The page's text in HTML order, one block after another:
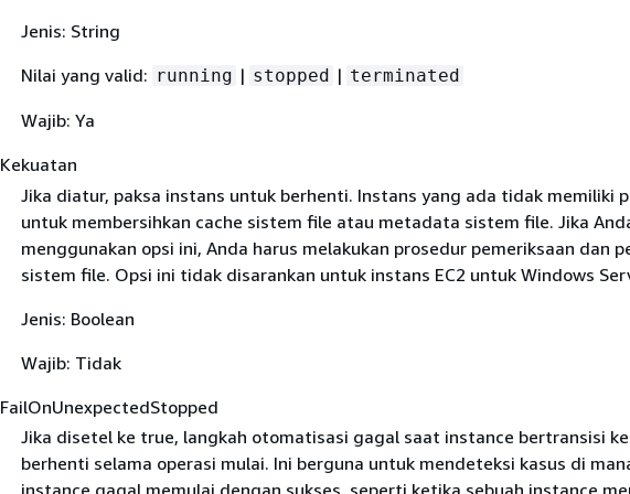
Jenis: String
Nilai yang valid: running | stopped | terminated
Wajib: Ya
Kekuatan
Jika diatur, paksa instans untuk berhenti. Instans yang ada tidak memiliki
untuk membersihkan cache sistem file atau metadata sistem file. Jika
menggunakan opsi ini, Anda harus melakukan prosedur pemeriksaan dan
sistem file. Opsi ini tidak disarankan untuk instans EC2 untuk Windows
Jenis: Boolean
Wajib: Tidak
FailOnUnexpectedStopped
Jika disetel ke true, langkah otomatisasi gagal saat instance bertransisi
berhenti selama operasi mulai. Ini berguna untuk mendeteksi kasus di
instance gagal memulai dengan sukses, seperti ketika sebuah instance